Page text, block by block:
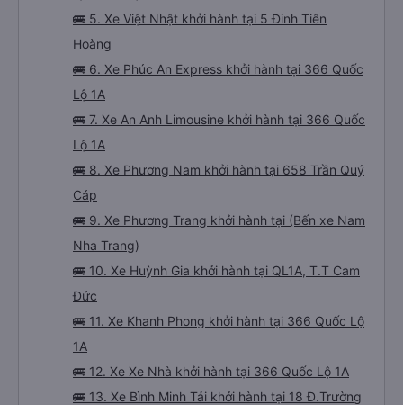
🚌 5. Xe Việt Nhật khởi hành tại 5 Đinh Tiên
Hoàng
🚌 6. Xe Phúc An Express khởi hành tại 366 Quốc
Lộ 1A
🚌 7. Xe An Anh Limousine khởi hành tại 366 Quốc
Lộ 1A
🚌 8. Xe Phương Nam khởi hành tại 658 Trần Quý
Cáp
🚌 9. Xe Phương Trang khởi hành tại (Bến xe Nam
Nha Trang)
🚌 10. Xe Huỳnh Gia khởi hành tại QL1A, T.T Cam
Đức
🚌 11. Xe Khanh Phong khởi hành tại 366 Quốc Lộ
1A
🚌 12. Xe Xe Nhà khởi hành tại 366 Quốc Lộ 1A
🚌 13. Xe Bình Minh Tải khởi hành tại 18 Đ.Trường